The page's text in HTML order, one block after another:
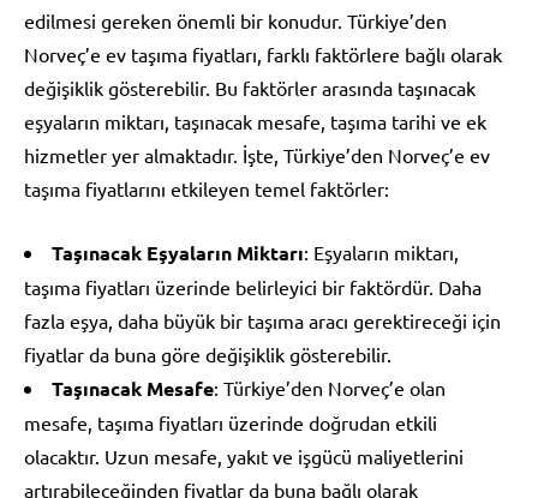
edilmesi gereken önemli bir konudur. Türkiye’den
Norveç’e ev taşıma fiyatları, farklı faktörlere bağlı olarak
değişiklik gösterebilir. Bu faktörler arasında taşınacak
eşyaların miktarı, taşınacak mesafe, taşıma tarihi ve ek
hizmetler yer almaktadır. İşte, Türkiye’den Norveç’e ev
taşıma fiyatlarını etkileyen temel faktörler:
Taşınacak Eşyaların Miktarı: Eşyaların miktarı,
taşıma fiyatları üzerinde belirleyici bir faktördür. Daha
fazla eşya, daha büyük bir taşıma aracı gerektireceği için
fiyatlar da buna göre değişiklik gösterebilir.
Taşınacak Mesafe: Türkiye’den Norveç’e olan
mesafe, taşıma fiyatları üzerinde doğrudan etkili
olacaktır. Uzun mesafe, yakıt ve işgücü maliyetlerini
artırabileceğinden fiyatlar da buna bağlı olarak